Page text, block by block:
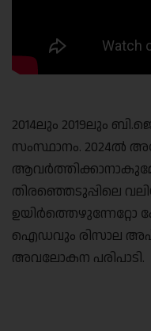
2014ലും 2019ലും
സംസ്ഥാനം. 2024ൽ
തിരഞ്ഞെടുപ്പിലെ
ഉയിർത്തെഴുന്നേറ്റോ
ഐഡവും രിസാല
അവലോകന പരിപാടി.